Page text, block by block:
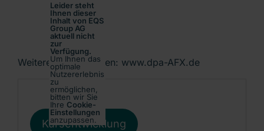
Weitere Informationen: www.dpa-AFX.de
Leider steht
Ihnen dieser
Inhalt von EQS
Group AG
aktuell nicht
zur
Verfügung.
Um Ihnen das
optimale
Nutzererlebnis
zu
ermöglichen,
bitten wir Sie
Ihre Cookie-
Einstellungen
anzupassen.
Kursentwicklung